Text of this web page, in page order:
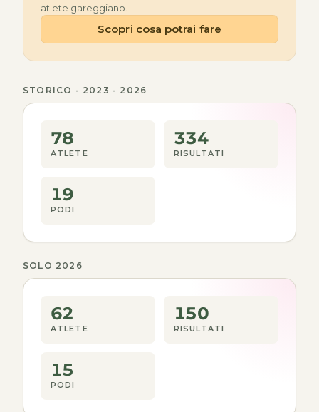
atlete gareggiano.
Scopri cosa potrai fare
STORICO - 2023 - 2026
78
ATLETE
334
RISULTATI
19
PODI
SOLO 2026
62
ATLETE
150
RISULTATI
15
PODI